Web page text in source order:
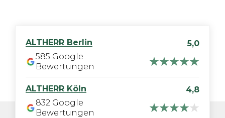
ALTHERR Berlin
5,0
585 Google
Bewertungen
ALTHERR Köln
4,8
832 Google
Bewertungen